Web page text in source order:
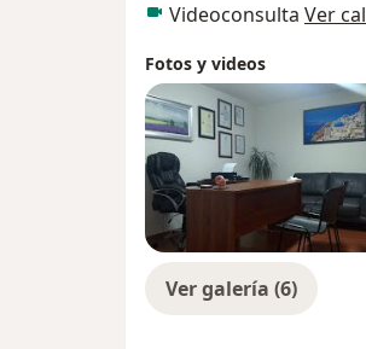
Videoconsulta Ver
Fotos y videos
Ver galería (6)